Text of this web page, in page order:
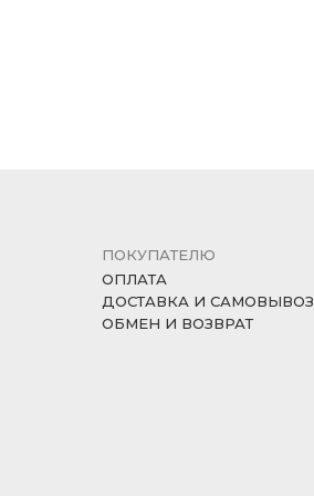
ПОКУПАТЕЛЮ
ОПЛАТА
ДОСТАВКА И САМОВЫВОЗ
ОБМЕН И ВОЗВРАТ